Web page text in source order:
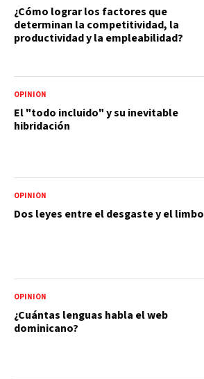
¿Cómo lograr los factores que
determinan la competitividad, la
productividad y la empleabilidad?
OPINIÓN
El "todo incluido" y su inevitable
hibridación
OPINIÓN
Dos leyes entre el desgaste y el limbo
OPINIÓN
¿Cuántas lenguas habla el web
dominicano?